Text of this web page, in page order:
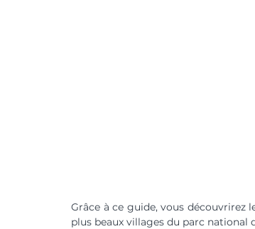
Grâce à ce guide, vous découvrirez
plus beaux villages du parc national